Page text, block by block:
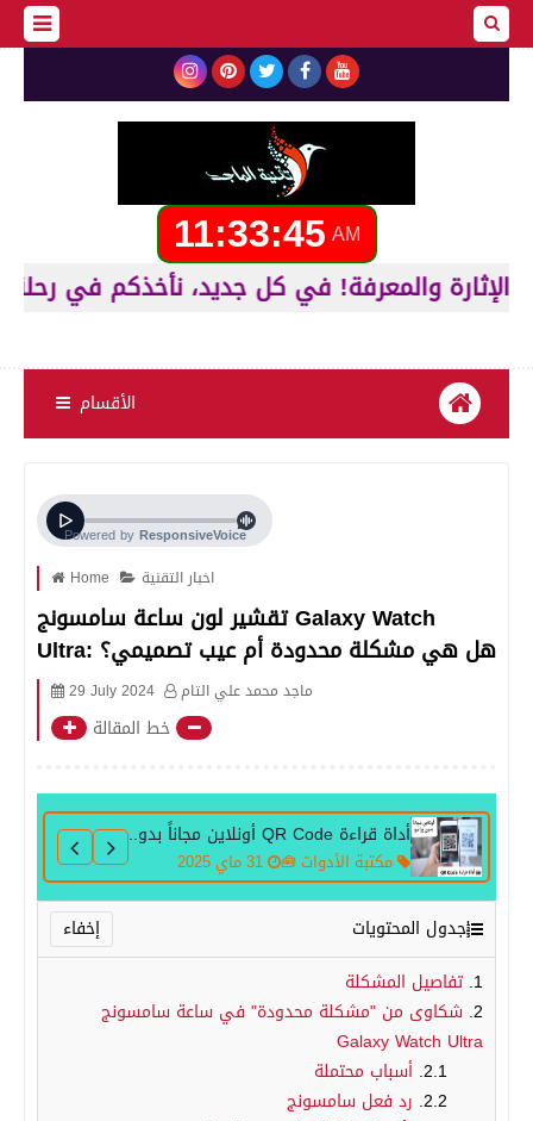
11:33:46AM
الأقسام
Home اخبار التقنية
تقشير لون ساعة سامسونج Galaxy Watch
Ultra: هل هي مشكلة محدودة أم عيب تصميمي؟
29 July 2024 ماجد محمد علي التام
خط المقالة
أداة قراءة QR Code أونلاين مجاناً بدون برامج
مكتبة الأدوات 🧰 31 ماي 2025
أداة توليد رمز QR Code — مولّد متطور وسريع
مكتبة الأدوات 🧰جدول المحتويات
تفاصيل المشكلة
شكاوى من "مشكلة محدودة" في ساعة سامسونج
Galaxy Watch Ultra
أسباب محتملة
رد فعل سامسونج